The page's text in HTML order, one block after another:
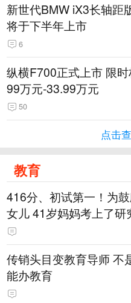
新世代BMW iX3长轴距
将于下半年上市
6
纵横F700正式上市 限
99万元-33.99万元
50
点击
教育
416分、初试第一！为
女儿 41岁妈妈考上了研
传销头目变教育导师 不
能办教育